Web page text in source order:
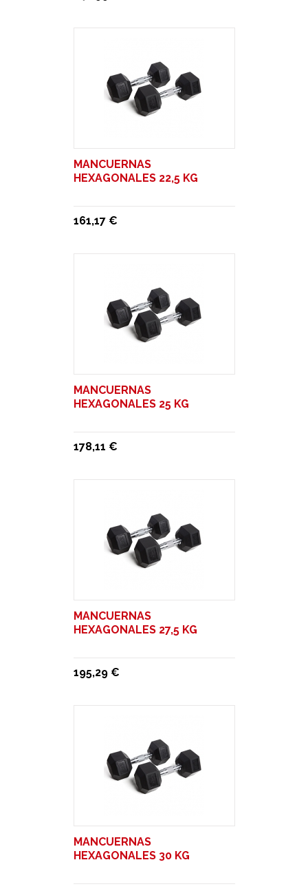
MANCUERNAS
HEXAGONALES 22,5 KG
161,17 €
MANCUERNAS
HEXAGONALES 25 KG
178,11 €
MANCUERNAS
HEXAGONALES 27,5 KG
195,29 €
MANCUERNAS
HEXAGONALES 30 KG